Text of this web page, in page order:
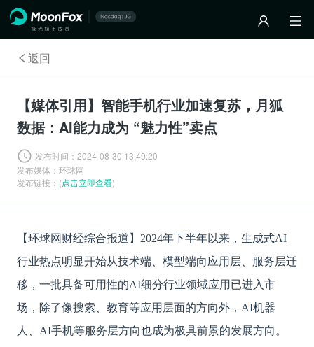
返回
【媒体引用】智能手机行业加速复苏，月狐
数据：AI能力成为 “魅力性”卖点
发布时间： 2024-08-30 13:49:20
发布媒体： 环球网
发布链接：(点击立即查看)
【环球网财经综合报道】 2024年下半年以来，生成式AI
行业热点明显开始从技术端、模型端向应用层、服务层迁
移，一批具备可用性的AI细分行业领域应用已进入市
场，除了像搜索、教育等应用层面的方向外，AI机器
人、AI手机等服务层方向也成为极具前景的发展方向。